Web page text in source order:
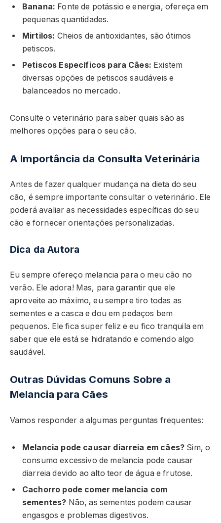
Banana: Fonte de potássio e energia, ofereça em
pequenas quantidades.
Mirtilos: Cheios de antioxidantes, são ótimos
petiscos.
Petiscos Específicos para Cães: Existem
diversas opções de petiscos saudáveis e
balanceados no mercado.
Consulte o veterinário para saber quais são as
melhores opções para o seu cão.
A Importância da Consulta Veterinária
Antes de fazer qualquer mudança na dieta do seu
cão, é sempre importante consultar o veterinário. Ele
poderá avaliar as necessidades específicas do seu
cão e fornecer orientações personalizadas.
Dica da Autora
Eu sempre ofereço melancia para o meu cão no
verão. Ele adora! Mas, para garantir que ele
aproveite ao máximo, eu sempre tiro todas as
sementes e a casca e dou em pedaços bem
pequenos. Ele fica super feliz e eu fico tranquila em
saber que ele está se hidratando e comendo algo
saudável.
Outras Dúvidas Comuns Sobre a
Melancia para Cães
Vamos responder a algumas perguntas frequentes:
Melancia pode causar diarreia em cães? Sim, o
consumo excessivo de melancia pode causar
diarreia devido ao alto teor de água e frutose.
Cachorro pode comer melancia com
sementes? Não, as sementes podem causar
engasgos e problemas digestivos.